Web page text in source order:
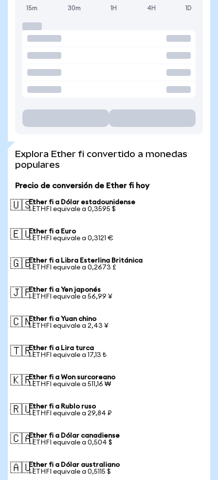
15m 30m 1H 4H 1D
Explora Ether fi convertido a monedas
populares
Precio de conversión de Ether fi hoy
🇺🇸Ether fi a Dólar estadounidense
1 ETHFI equivale a 0,3595 $
🇪🇺Ether fi a Euro
1 ETHFI equivale a 0,3121 €
🇬🇧Ether fi a Libra Esterlina Británica
1 ETHFI equivale a 0,2673 £
🇯🇵Ether fi a Yen japonés
1 ETHFI equivale a 56,99 ¥
🇨🇳Ether fi a Yuan chino
1 ETHFI equivale a 2,43 ¥
🇹🇷Ether fi a Lira turca
1 ETHFI equivale a 17,13 ₺
🇰🇷Ether fi a Won surcoreano
1 ETHFI equivale a 511,16 ₩
🇷🇺Ether fi a Rublo ruso
1 ETHFI equivale a 29,84 ₽
🇨🇦Ether fi a Dólar canadiense
1 ETHFI equivale a 0,504 $
🇦🇺Ether fi a Dólar australiano
1 ETHFI equivale a 0,5115 $